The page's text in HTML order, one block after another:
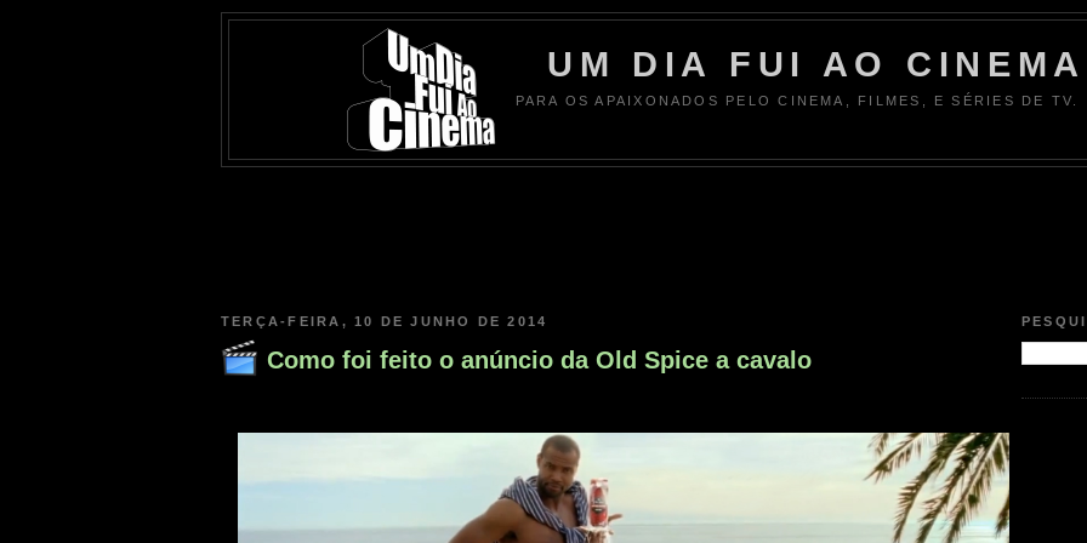
UM DIA FUI AO CINEMA
PARA OS APAIXONADOS PELO CINEMA, FILMES, E SÉRIES DE TV.
TERÇA-FEIRA, 10 DE JUNHO DE 2014
Como foi feito o anúncio da Old Spice a cavalo